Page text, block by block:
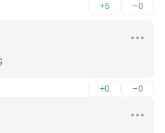
+5 –0
+0 –0